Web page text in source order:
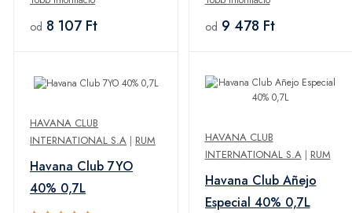
od 8 107 Ft od 9 478 Ft
HAVANA CLUB
INTERNATIONAL S.A | RUM
Havana Club 7YO
40% 0,7L
HAVANA CLUB
INTERNATIONAL S.A| RUM
Havana Club Añejo
Especial 40% 0,7L